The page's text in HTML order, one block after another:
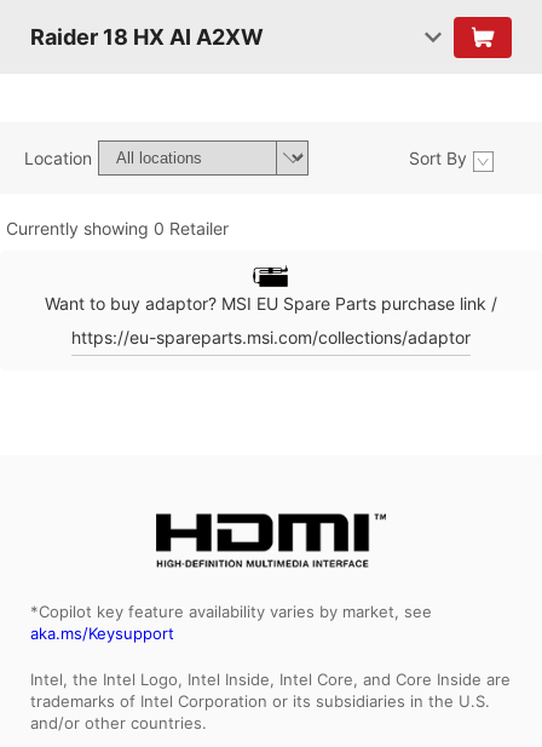
Raider 18 HX AI A2XW
Location Sort By
Currently showing 0 Retailer
Want to buy adaptor? MSI EU Spare Parts purchase link /
https://eu-spareparts.msi.com/collections/adaptor
*Copilot key feature availability varies by market, see
aka.ms/Keysupport
Intel, the Intel Logo, Intel Inside, Intel Core, and Core Inside are
trademarks of Intel Corporation or its subsidiaries in the U.S.
and/or other countries.